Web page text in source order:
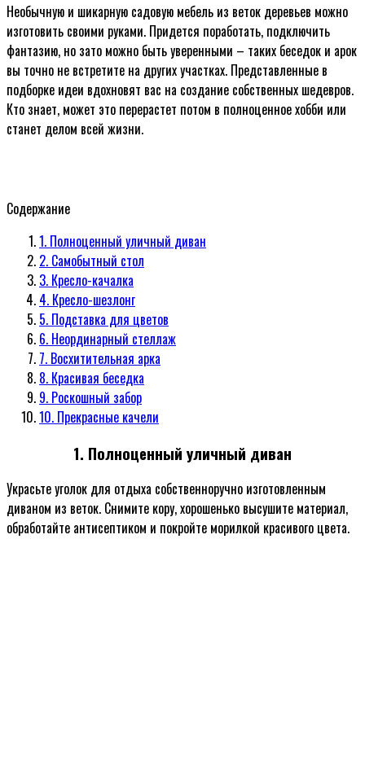
Необычную и шикарную садовую мебель из веток деревьев можно
изготовить своими руками. Придется поработать, подключить
фантазию, но зато можно быть уверенными – таких беседок и арок
вы точно не встретите на других участках. Представленные в
подборке идеи вдохновят вас на создание собственных шедевров.
Кто знает, может это перерастет потом в полноценное хобби или
станет делом всей жизни.
Содержание
1. Полноценный уличный диван
2. Самобытный стол
3. Кресло-качалка
4. Кресло-шезлонг
5. Подставка для цветов
6. Неординарный стеллаж
7. Восхитительная арка
8. Красивая беседка
9. Роскошный забор
10. Прекрасные качели
1. Полноценный уличный диван
Украсьте уголок для отдыха собственноручно изготовленным
диваном из веток. Снимите кору, хорошенько высушите материал,
обработайте антисептиком и покройте морилкой красивого цвета.